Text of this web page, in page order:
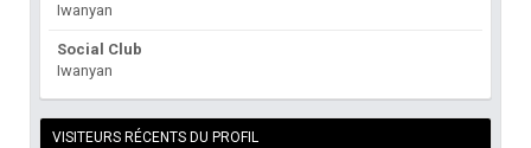
Iwanyan
Social Club
Iwanyan
VISITEURS RÉCENTS DU PROFIL